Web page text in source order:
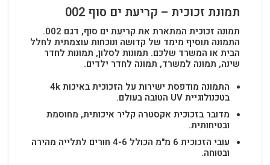
תמונת זכוכית – קריעת ים סוף 002
תמונה זכוכית המתארת את קריעת ים סוף, דגם 002.
התמונה תוסיף מימד של קדושה ונוכחות עוצמתית לחלל
הבית או המשרד שלכם. תמונות לסלון, תמונות לחדר
שינה, תמונה למשרד, תמונה לחדר ילדים.
התמונה מודפסת ישירות על הזכוכית באיכות 4k
בטכנולוגיית UV הטובה בעולם.
מדובר בזכוכית אקסטרה קליר איכותית, מחוסמת
ובטיחותית.
עובי הזכוכית 6 מ"מ הכולל 4-6 חורים לתלייה מהירה
ובטוחה.